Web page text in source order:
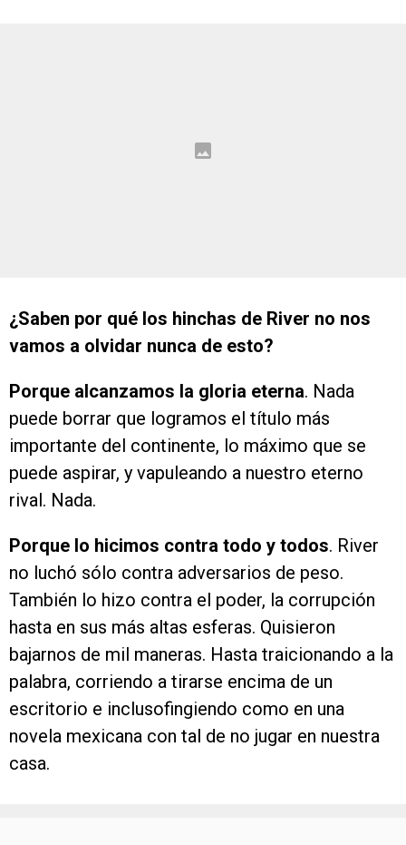
¿Saben por qué los hinchas de River no nos
vamos a olvidar nunca de esto?
Porque alcanzamos la gloria eterna. Nada
puede borrar que logramos el título más
importante del continente, lo máximo que se
puede aspirar, y vapuleando a nuestro eterno
rival. Nada.
Porque lo hicimos contra todo y todos. River
no luchó sólo contra adversarios de peso.
También lo hizo contra el poder, la corrupción
hasta en sus más altas esferas. Quisieron
bajarnos de mil maneras. Hasta traicionando a la
palabra, corriendo a tirarse encima de un
escritorio e inclusofingiendo como en una
novela mexicana con tal de no jugar en nuestra
casa.